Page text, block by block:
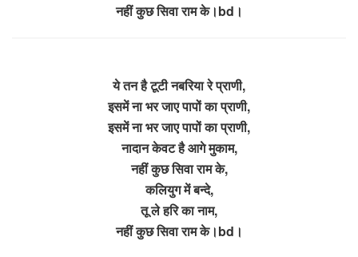
नहीं कुछ सिवा राम के।bd।
ये तन है टूटी नबरिया रे प्राणी,
इसमें ना भर जाए पापों का प्राणी,
इसमें ना भर जाए पापों का प्राणी,
नादान केवट है आगे मुकाम,
नहीं कुछ सिवा राम के,
कलियुग में बन्दे,
तू ले हरि का नाम,
नहीं कुछ सिवा राम के।bd।